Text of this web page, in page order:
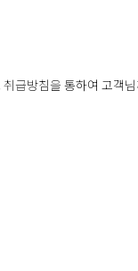
급방침을 통하여 고객